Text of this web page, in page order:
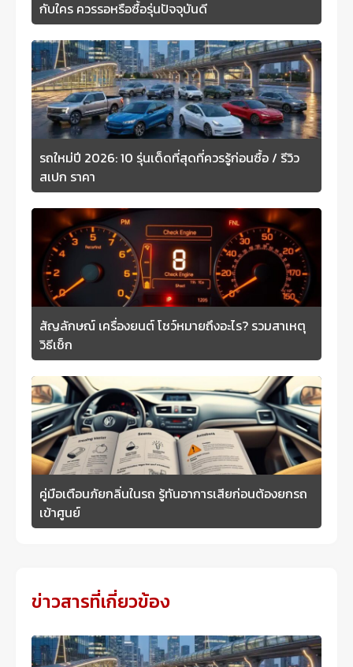
กับใคร ควรรอหรือซื้อรุ่นปัจจุบันดี
รถใหม่ปี 2026: 10 รุ่นเด็ดที่สุดที่ควรรู้ก่อนซื้อ / รีวิว
สเปก ราคา
สัญลักษณ์ เครื่องยนต์ โชว์หมายถึงอะไร? รวมสาเหตุ
วิธีเช็ก
คู่มือเตือนภัยกลิ่นในรถ รู้ทันอาการเสียก่อนต้องยกรถ
เข้าศูนย์
ข่าวสารที่เกี่ยวข้อง